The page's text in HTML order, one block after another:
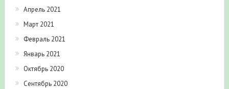
Апрель 2021
Март 2021
Февраль 2021
Январь 2021
Октябрь 2020
Сентябрь 2020